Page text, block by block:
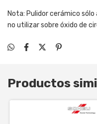
Nota: Pulidor cerámico
no utilizar sobre óxido de
Productos